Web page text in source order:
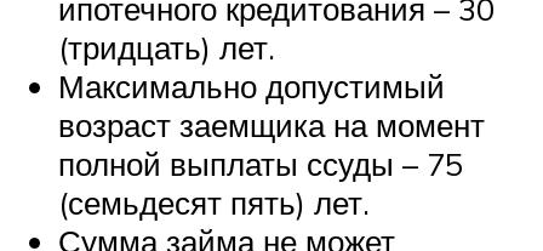
ипотечного кредитования – 30
(тридцать) лет.
Максимально допустимый
возраст заемщика на момент
полной выплаты ссуды – 75
(семьдесят пять) лет.
Сумма займа не может